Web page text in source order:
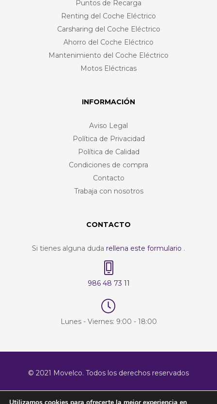
Puntos de Recarga
Renting del Coche Eléctrico
Carsharing del Coche Eléctrico
Ahorro del Coche Eléctrico
Mantenimiento del Coche Eléctrico
Motos Eléctricas
INFORMACIÓN
Aviso Legal
Política de Privacidad
Política de Calidad
Condiciones de compra
Contacto
Trabaja con nosotros
CONTACTO
Si tienes alguna duda rellena este formulario .
986 48 73 11
Lunes - Viernes: 9:00 - 18:00
© 2021 Movelco. Todos los derechos reservados